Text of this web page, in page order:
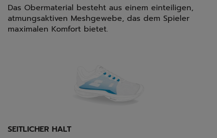
Das Obermaterial besteht aus einem einteiligen,
atmungsaktiven Meshgewebe, das dem Spieler
maximalen Komfort bietet.
SEITLICHER HALT